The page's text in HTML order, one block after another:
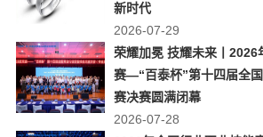
新时代
2026-07-29
荣耀加冕 技耀未来丨2026
赛—“百泰杯”第十四届全
赛决赛圆满闭幕
2026-07-28